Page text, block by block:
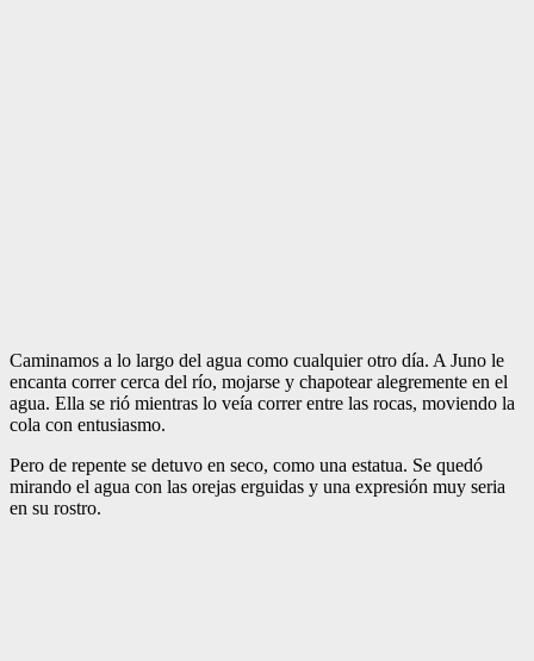
Caminamos a lo largo del agua como cualquier otro día. A Juno le
encanta correr cerca del río, mojarse y chapotear alegremente en el
agua. Ella se rió mientras lo veía correr entre las rocas, moviendo la
cola con entusiasmo.
Pero de repente se detuvo en seco, como una estatua. Se quedó
mirando el agua con las orejas erguidas y una expresión muy seria
en su rostro.